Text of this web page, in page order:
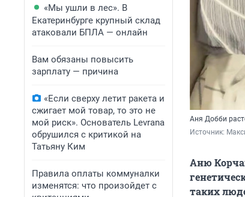
«Мы ушли в лес». В
Екатеринбурге крупный склад
атаковали БПЛА — онлайн
Вам обязаны повысить
зарплату — причина
«Если сверху летит ракета и
сжигает мой товар, то это не
мой риск». Основатель Levrana
обрушился с критикой на
Татьяну Ким
Правила оплаты коммуналки
изменятся: что произойдет с
Аня Добби
Источник:
Аню
таких